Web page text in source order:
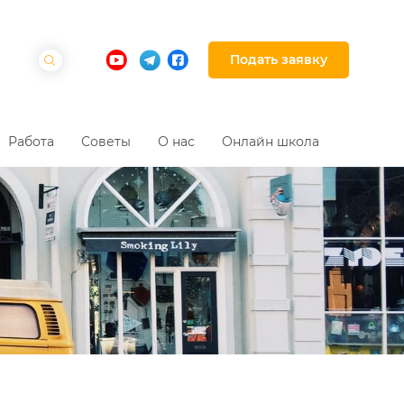
Подать заявку
Работа Советы О нас Онлайн школа